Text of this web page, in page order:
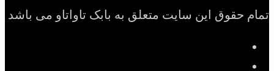
تمام حقوق این سایت متعلق به بابک تاواتاو می باشد